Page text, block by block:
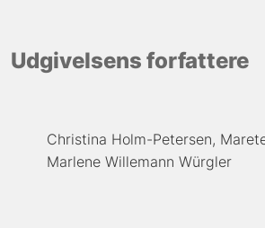
Udgivelsens forfattere
Christina Holm-Petersen
Marlene Willemann Würgler